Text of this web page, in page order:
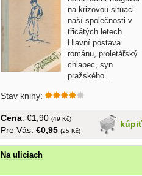
na krizovou situaci
naší společnosti v
třicátých letech.
Hlavní postava
románu, proletářský
chlapec, syn
pražského...
Stav knihy:
kúpiť
Cena: €1,90 (49 Kč)
Pre Vás: €0,95 (25 Kč)
Na uliciach